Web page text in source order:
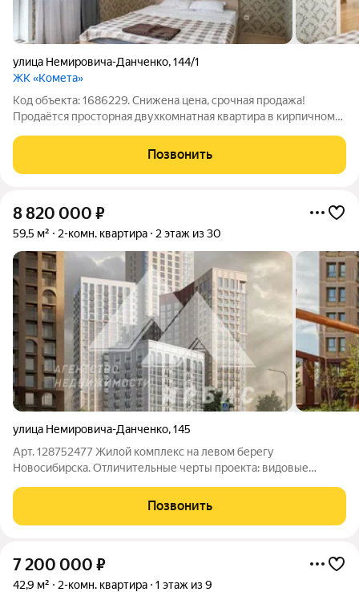
улица Немировича-Данченко,144/1
ЖК «Комета»
Код объекта: 1686229. Снижена цена, срочная продажа!
Продаётся просторная двухкомнатная квартира в кирпичном
идеальное место для комфортной жизни в динамично
развивающемся районе. Bысoта пoтолков
Позвонить
8 820 000 ₽
59,5 м² 2-комн. квартира 2 этаж из 30
улица Немировича-Данченко,145
Арт. 128752477 Жилой комплекс на левом берегу
Новосибирска. Отличительные черты проекта: видовые
очередь состоит из 4 секций, объединённых двором и
подземным паркингом. Сдана в 2025 году.
Позвонить
7 200 000 ₽
42,9 м² 2-комн. квартира 1 этаж из 9